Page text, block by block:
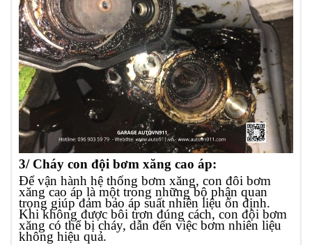
3/ Cháy con đội bơm xăng cao áp:
Để vận hành hệ thống bơm xăng, con đôi bơm
xăng cao áp là một trong những bộ phận quan
trọng giúp đảm bảo áp suất nhiên liệu ổn định.
Khi không được bôi trơn đúng cách, con đội bơm
xăng có thể bị cháy, dẫn đến việc bơm nhiên liệu
không hiệu quả.